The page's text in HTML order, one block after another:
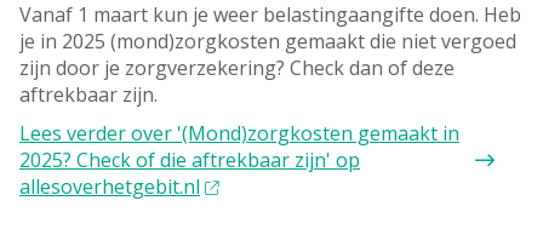
Vanaf 1 maart kun je weer belastingaangifte doen. Heb
je in 2025 (mond)zorgkosten gemaakt die niet vergoed
zijn door je zorgverzekering? Check dan of deze
aftrekbaar zijn.
Lees verderover '(Mond)zorgkosten gemaakt in
2025? Check of die aftrekbaar zijn' op
allesoverhetgebit.nl